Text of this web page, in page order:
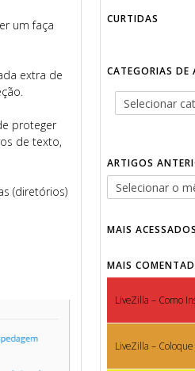
um faça
extra de
proteger
de texto,
(diretórios)
CURTIDAS
CATEGORIAS DE
ARTIGOS
MAIS ACESSADOS
MAIS
LiveZilla – Como
LiveZilla –